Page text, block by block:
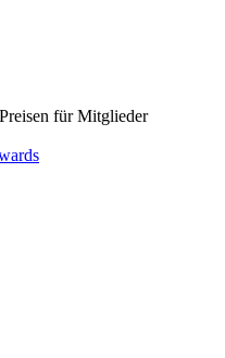
für Mitglieder